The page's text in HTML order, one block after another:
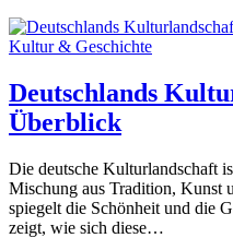
Kultur & Geschichte
Deutschlands
Überblick
Die deutsche Kulturlandschaft
Mischung aus Tradition, Kunst
spiegelt die Schönheit und die
zeigt, wie sich diese…